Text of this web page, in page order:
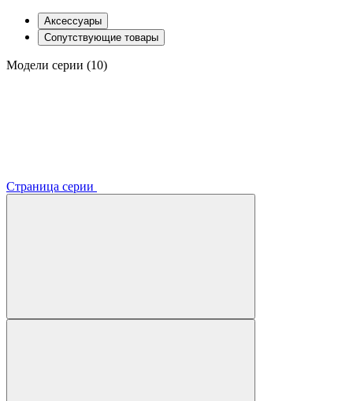
Аксессуары
Сопутствующие товары
Модели серии (10)
Страница серии